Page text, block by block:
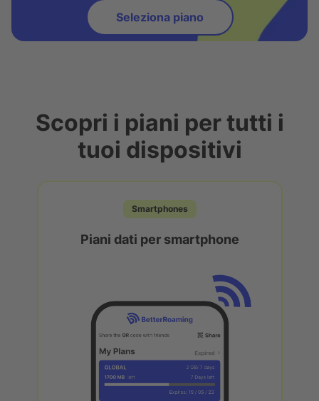
Seleziona piano
Scopri i piani per tutti i
tuoi dispositivi
Smartphones
Piani dati per smartphone